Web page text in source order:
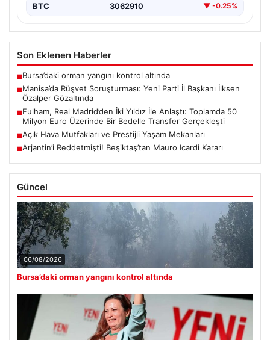
BTC 3062910 ▼ -0.25%
Son Eklenen Haberler
■Bursa’daki orman yangını kontrol altında
■Manisa’da Rüşvet Soruşturması: Yeni Parti İl Başkanı İlksen
Özalper Gözaltında
■Fulham, Real Madrid’den İki Yıldız İle Anlaştı: Toplamda 50
Milyon Euro Üzerinde Bir Bedelle Transfer Gerçekleşti
■Açık Hava Mutfakları ve Prestijli Yaşam Mekanları
■Arjantin’i Reddetmişti! Beşiktaş’tan Mauro Icardi Kararı
Güncel
06/08/2026
Bursa’daki orman yangını kontrol altında